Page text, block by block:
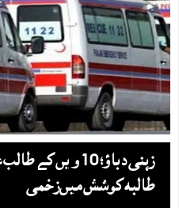
زہنی دباؤ؛ 10
طالبہ کوشش میں‌زخمی